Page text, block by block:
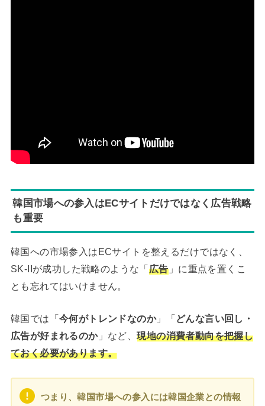
韓国市場への参入はECサイトだけではなく広告戦略
も重要
韓国への市場参入はECサイトを整えるだけではなく、
SK-IIが成功した戦略のような「広告」に重点を置くこ
とも忘れてはいけません。
韓国では「 今何がトレンドなのか」「 どんな言い回し・
広告が好まれるのか」など、現地の消費者動向を把握し
ておく必要があります。
つまり、韓国市場への参入には韓国企業との情報